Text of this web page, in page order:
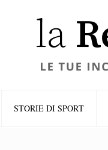
STORIE DI SPORT